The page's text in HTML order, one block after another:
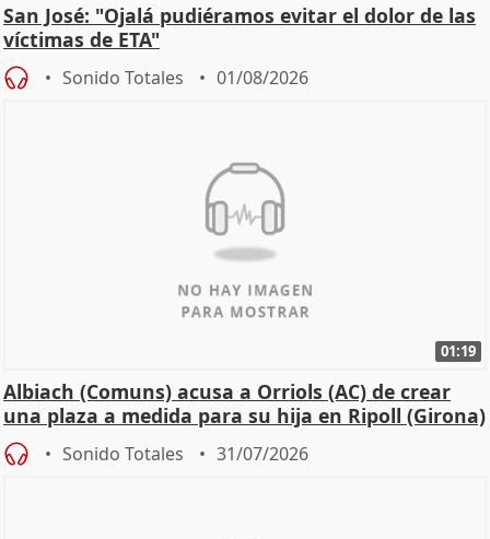
San José: "Ojalá pudiéramos evitar el dolor de las
víctimas de ETA"
Sonido Totales 01/08/2026
01:19
Albiach (Comuns) acusa a Orriols (AC) de crear
una plaza a medida para su hija en Ripoll (Girona)
Sonido Totales 31/07/2026